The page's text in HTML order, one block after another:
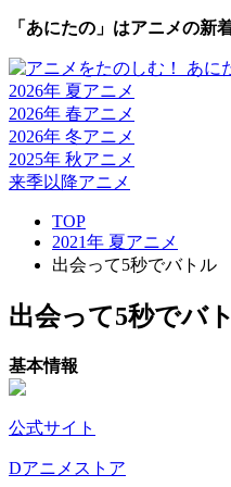
「あにたの」はアニメの
2026年 夏アニメ
2026年 春アニメ
2026年 冬アニメ
2025年 秋アニメ
来季以降アニメ
TOP
2021年 夏アニメ
出会って5秒でバトル
出会って5秒でバ
基本情報
公式サイト
Dアニメストア